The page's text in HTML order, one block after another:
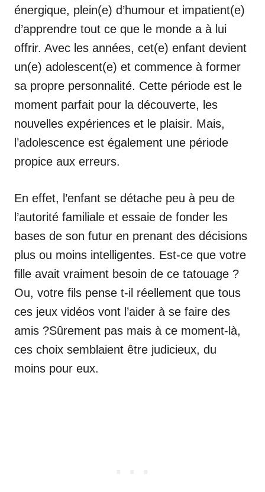
énergique, plein(e) d’humour et impatient(e)
d’apprendre tout ce que le monde a à lui
offrir. Avec les années, cet(e) enfant devient
un(e) adolescent(e) et commence à former
sa propre personnalité. Cette période est le
moment parfait pour la découverte, les
nouvelles expériences et le plaisir. Mais,
l’adolescence est également une période
propice aux erreurs.
En effet, l’enfant se détache peu à peu de
l’autorité familiale et essaie de fonder les
bases de son futur en prenant des décisions
plus ou moins intelligentes. Est-ce que votre
fille avait vraiment besoin de ce tatouage ?
Ou, votre fils pense t-il réellement que tous
ces jeux vidéos vont l’aider à se faire des
amis ?Sûrement pas mais à ce moment-là,
ces choix semblaient être judicieux, du
moins pour eux.